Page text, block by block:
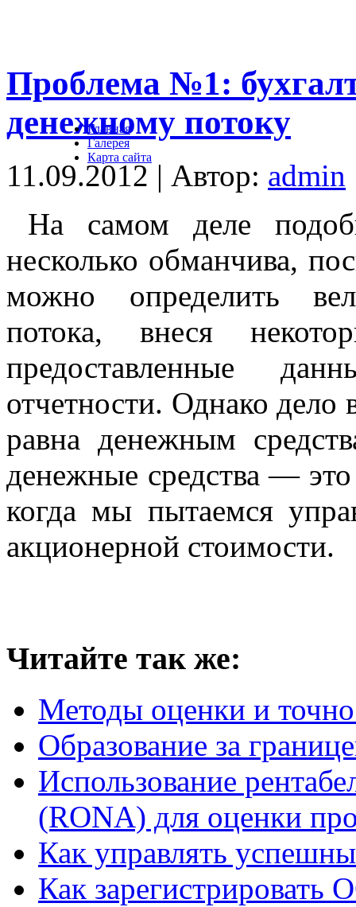
Главная
Галерея
Карта сайта
Проблема №1:
денежному потоку
11.09.2012 | Автор: admin
На самом деле
несколько обманчива,
можно определить
потока, внеся
предоставленные
отчетности. Однако
равна денежным
денежные средства —
когда мы пытаемся
акционерной стоимости.
Читайте так же:
Методы оценки и
Образование за
Использование
(RONA) для оценки
Как управлять
Как